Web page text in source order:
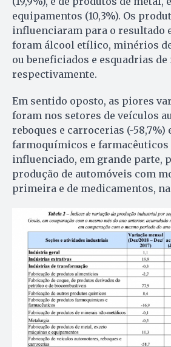
equipamentos (10,3%). Os
influenciaram para o resultado
foram álcool etílico, minérios
ou beneficiados e esquadrias de
respectivamente.
Em sentido oposto, as piores
foram nos setores de veículos
reboques e carrocerias (-58,7%)
farmoquímicos e farmacêuticos
influenciado, em grande parte,
produção de automóveis com
primeira e de medicamentos,